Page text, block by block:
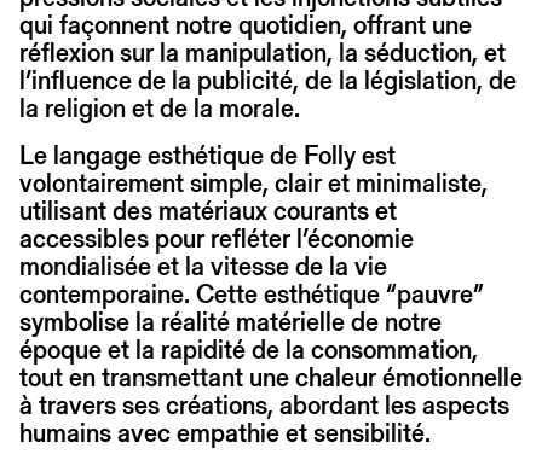
qui façonnent notre quotidien, offrant une
réflexion sur la manipulation, la séduction, et
l’influence de la publicité, de la législation, de
la religion et de la morale.
Le langage esthétique de Folly est
volontairement simple, clair et minimaliste,
utilisant des matériaux courants et
accessibles pour refléter l’économie
mondialisée et la vitesse de la vie
contemporaine. Cette esthétique “pauvre”
symbolise la réalité matérielle de notre
époque et la rapidité de la consommation,
tout en transmettant une chaleur émotionnelle
à travers ses créations, abordant les aspects
humains avec empathie et sensibilité.